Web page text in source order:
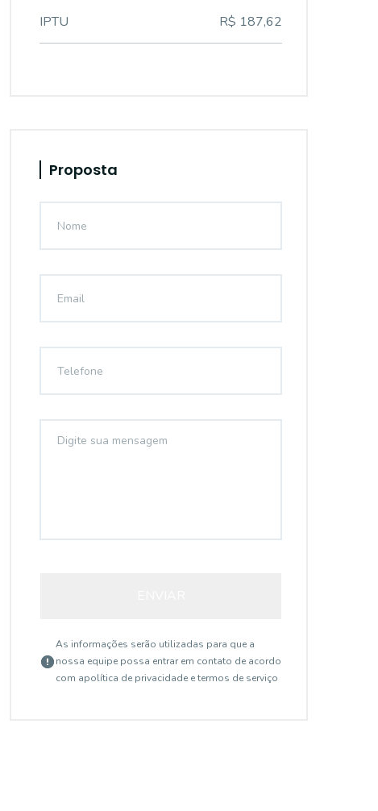
IPTU R$ 187,62
Proposta
As informações serão utilizadas para que a
nossa equipe possa entrar em contato de acordo
com apolítica de privacidade e termos de serviço